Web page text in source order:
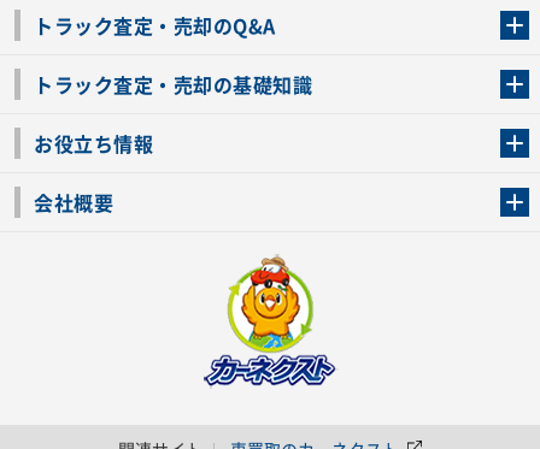
トラック査定・売却のQ&A
トラック査定・売却の基礎知識
お役立ち情報
会社概要